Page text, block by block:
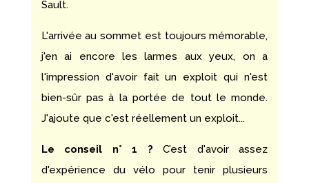
Sault.
L'arrivée au sommet est toujours mémorable,
j'en ai encore les larmes aux yeux, on a
l'impression d'avoir fait un exploit qui n'est
bien-sûr pas à la portée de tout le monde.
J'ajoute que c'est réellement un exploit...
Le conseil n° 1 ? C’est d'avoir assez
d'expérience du vélo pour tenir plusieurs